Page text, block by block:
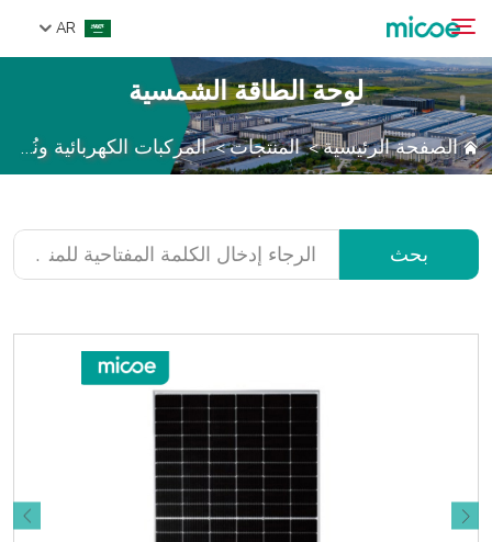
AR
من نحن
المنتجات
الدعم والخدمات
مركز الإعلام
بحث
لوحة الطاقة الشمسية
الصفحة الرئيسية>المنتجات>المركبات الكهربائية ونُظُم تخزين الطاقة
بحث